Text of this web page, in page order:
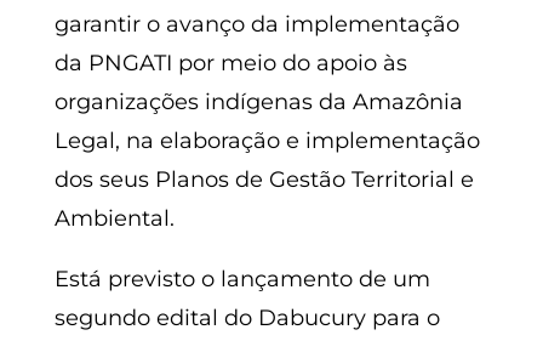
garantir o avanço da implementação
da PNGATI por meio do apoio às
organizações indígenas da Amazônia
Legal, na elaboração e implementação
dos seus Planos de Gestão Territorial e
Ambiental.
Está previsto o lançamento de um
segundo edital do Dabucury para o